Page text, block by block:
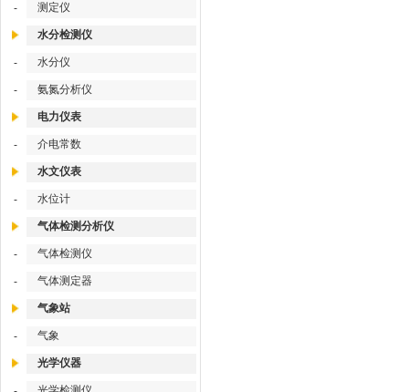
- 测定仪
水分检测仪
- 水分仪
- 氨氮分析仪
电力仪表
- 介电常数
水文仪表
- 水位计
气体检测分析仪
- 气体检测仪
- 气体测定器
气象站
- 气象
光学仪器